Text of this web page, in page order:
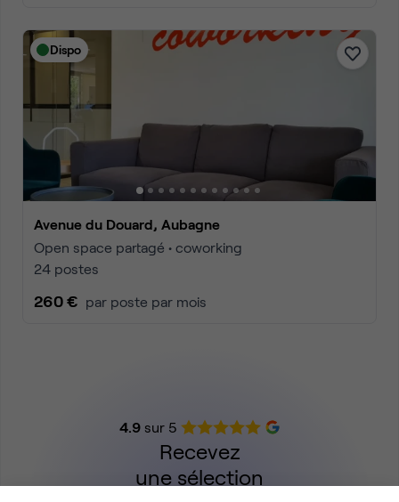
Dispo
Avenue du Douard, Aubagne
Open space partagé • coworking
24 postes
260 € par poste par mois
4.9sur 5
Recevez
une sélection